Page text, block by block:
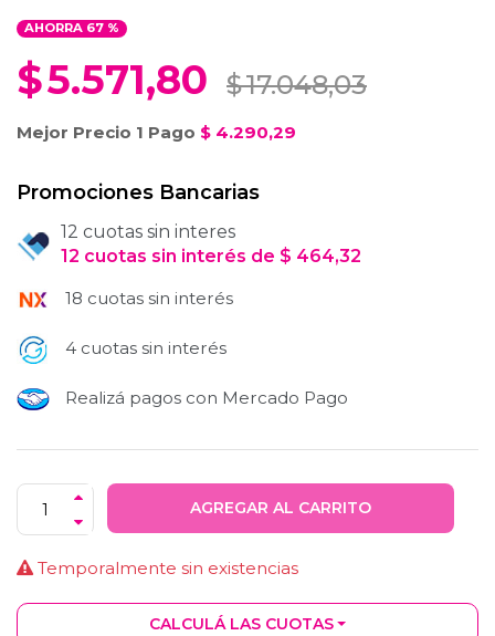
AHORRA 67%
$5.571,80 $17.048,03
Mejor Precio 1 Pago $ 4.290,29
Promociones Bancarias
12 cuotas sin interes
12 cuotas sin interés de $ 464,32
18 cuotas sin interés
4 cuotas sin interés
Realizá pagos con Mercado Pago
AGREGAR AL CARRITO
Temporalmente sin existencias
CALCULÁ LAS CUOTAS